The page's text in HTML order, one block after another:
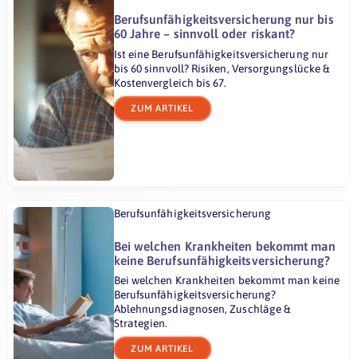
Berufsunfähigkeitsversicherung nur bis
60 Jahre – sinnvoll oder riskant?
Ist eine Berufsunfähigkeitsversicherung nur
bis 60 sinnvoll? Risiken, Versorgungslücke &
Kostenvergleich bis 67.
ZUM ARTIKEL
Berufsunfähigkeitsversicherung
Bei welchen Krankheiten bekommt man
keine Berufsunfähigkeitsversicherung?
Bei welchen Krankheiten bekommt man keine
Berufsunfähigkeitsversicherung?
Ablehnungsdiagnosen, Zuschläge &
Strategien.
ZUM ARTIKEL